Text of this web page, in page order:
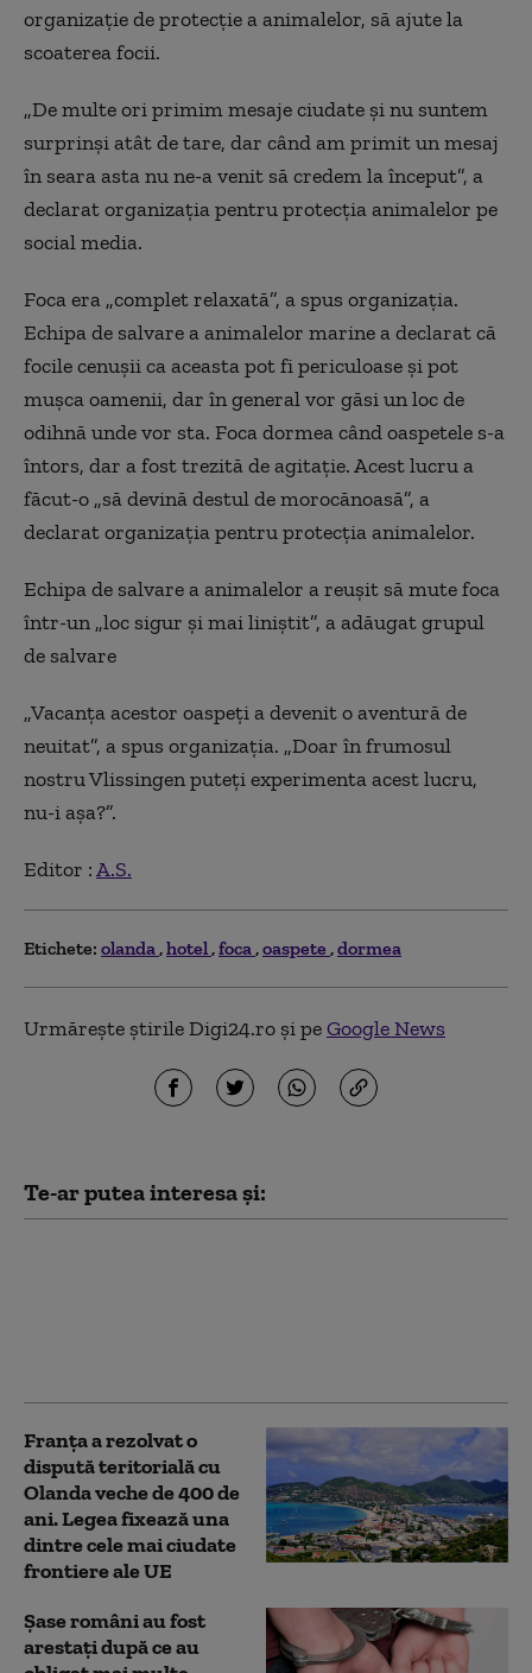
organizație de protecție a animalelor, să ajute la
scoaterea focii.
„De multe ori primim mesaje ciudate și nu suntem
surprinși atât de tare, dar când am primit un mesaj
în seara asta nu ne-a venit să credem la început”, a
declarat organizația pentru protecția animalelor pe
social media.
Foca era „complet relaxată”, a spus organizația.
Echipa de salvare a animalelor marine a declarat că
focile cenușii ca aceasta pot fi periculoase și pot
mușca oamenii, dar în general vor găsi un loc de
odihnă unde vor sta. Foca dormea când oaspetele s-a
întors, dar a fost trezită de agitație. Acest lucru a
făcut-o „să devină destul de morocănoasă”, a
declarat organizația pentru protecția animalelor.
Echipa de salvare a animalelor a reușit să mute foca
într-un „loc sigur și mai liniștit”, a adăugat grupul
de salvare
„Vacanța acestor oaspeți a devenit o aventură de
neuitat”, a spus organizația. „Doar în frumosul
nostru Vlissingen puteți experimenta acest lucru,
nu-i așa?”.
Editor :A.S.
Etichete: olanda hotel foca oaspete dormea
Urmărește știrile Digi24.ro și peGoogle News
Te-ar putea interesa și:
Franța a rezolvat o
dispută teritorială cu
Olanda veche de 400 de
ani. Legea fixează una
dintre cele mai ciudate
frontiere ale UE
Şase români au fost
arestați după ce au